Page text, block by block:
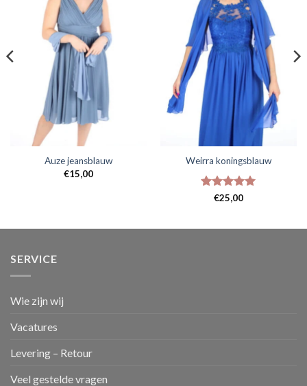
Auze jeansblauw
€15,00
Weirra koningsblauw
Gewaardeerd
€25,00
SERVICE
Wie zijn wij
Vacatures
Levering – Retour
Veel gestelde vragen